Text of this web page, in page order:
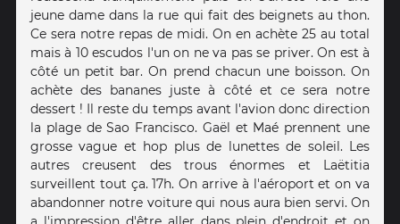
jeune dame dans la rue qui fait des beignets au thon.
Ce sera notre repas de midi. On en achète 25 au total
mais à 10 escudos l'un on ne va pas se priver. On est à
côté un petit bar. On prend chacun une boisson. On
achète des bananes juste à côté et ce sera notre
dessert ! Il reste du temps avant l'avion donc direction
la plage de Sao Francisco. Gaël et Maé prennent une
grosse vague et hop plus de lunettes de soleil. Les
autres creusent des trous énormes et Laëtitia
surveillent tout ça. 17h. On arrive à l'aéroport et on va
abandonner notre voiture qui nous aura bien servi. On